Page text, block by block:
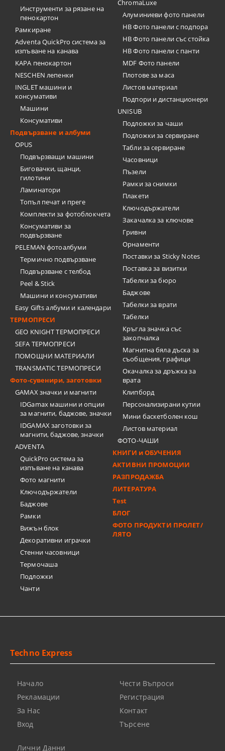
Инструменти за рязане на
пенокартон
Рамкиране
Adventa QuickPro система за
изпъване на канава
KAPA пенокартон
NESCHEN лепенки
INGLET машини и
консумативи
Машини
Консумативи
Подвързване и албуми
OPUS
Подвързващи машини
Биговачки, щанци,
гилотини
Ламинатори
Топъл печат и преге
Комплекти за фотоблокчета
Консумативи за
подвързване
PELEMAN фотоалбуми
Термично подвързване
Подвързване с телбод
Peel & Stick
Машини и консумативи
Easy Gifts албуми и календари
ТЕРМОПРЕСИ
GEO KNIGHT ТЕРМОПРЕСИ
SEFA ТЕРМОПРЕСИ
ПОМОЩНИ МАТЕРИАЛИ
TRANSMATIC ТЕРМОПРЕСИ
Фото-сувенири, заготовки
GAMAX значки и магнити
IDGamax машини и опции
за магнити, баджове, значки
IDGAMAX заготовки за
магнити, баджове, значки
ADVENTA
QuickPro система за
изпъване на канава
Фото магнити
Ключодържатели
Баджове
Рамки
Вижън блок
Декоративни играчки
Стенни часовници
Термочашa
Подложки
Чанти
ChromaLuxe
Алуминиеви фото панели
HB Фото панели с подпора
HB Фото панели със стойка
HB Фото панели с панти
MDF Фото панели
Плотове за маса
Листов материал
Подпори и дистанционери
UNISUB
Подложки за чаши
Подложки за сервиране
Табли за сервиране
Часовници
Пъзели
Рамки за снимки
Плакети
Ключодържатели
Закачалка за ключове
Гривни
Орнаменти
Поставки за Sticky Notes
Поставка за визитки
Tабелки за бюро
Баджове
Табелки за врати
Табелки
Кръгла значка със
закопчалка
Магнитна бяла дъска за
съобщения, графици
Окачалка за дръжка за
врата
Клипборд
Персонализирани кутии
Мини баскетболен кош
Листов материал
ФОТО-ЧАШИ
КНИГИ и ОБУЧЕНИЯ
АКТИВНИ ПРОМОЦИИ
РАЗПРОДАЖБА
ЛИТЕРАТУРА
Test
БЛОГ
ФОТО ПРОДУКТИ ПРОЛЕТ/
ЛЯТО
Techno Express
Начало
Рекламации
За Нас
Вход
Чести Въпроси
Регистрация
Контакт
Търсене
Лични Данни